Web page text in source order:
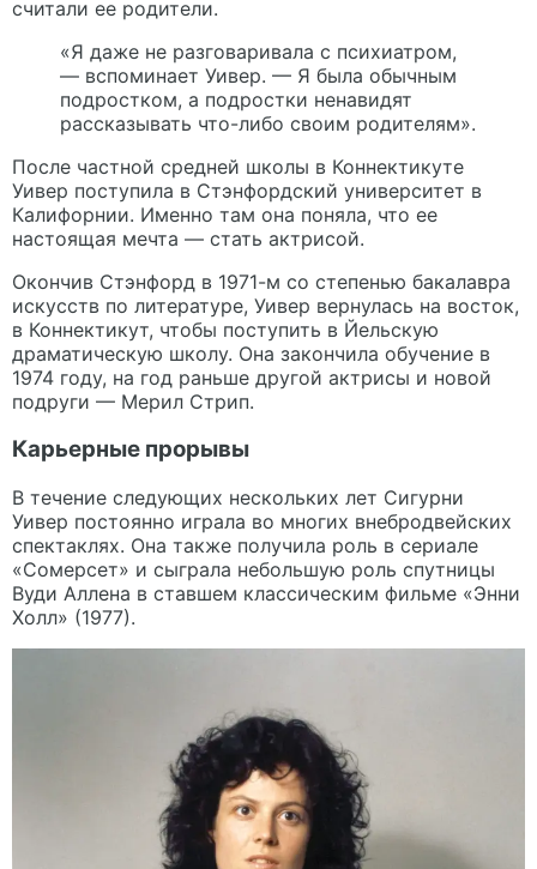
считали ее родители.
«Я даже не разговаривала с психиатром,
— вспоминает Уивер. — Я была обычным
подростком, а подростки ненавидят
рассказывать что-либо своим родителям».
После частной средней школы в Коннектикуте
Уивер поступила в Стэнфордский университет в
Калифорнии. Именно там она поняла, что ее
настоящая мечта — стать актрисой.
Окончив Стэнфорд в 1971-м со степенью бакалавра
искусств по литературе, Уивер вернулась на восток,
в Коннектикут, чтобы поступить в Йельскую
драматическую школу. Она закончила обучение в
1974 году, на год раньше другой актрисы и новой
подруги — Мерил Стрип.
Карьерные прорывы
В течение следующих нескольких лет Сигурни
Уивер постоянно играла во многих внебродвейских
спектаклях. Она также получила роль в сериале
«Сомерсет» и сыграла небольшую роль спутницы
Вуди Аллена в ставшем классическим фильме «Энни
Холл» (1977).